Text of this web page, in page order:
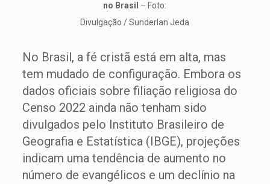
no Brasil – Foto:
Divulgação / Sunderlan Jeda
No Brasil, a fé cristã está em alta, mas
tem mudado de configuração. Embora os
dados oficiais sobre filiação religiosa do
Censo 2022 ainda não tenham sido
divulgados pelo Instituto Brasileiro de
Geografia e Estatística (IBGE), projeções
indicam uma tendência de aumento no
número de evangélicos e um declínio na